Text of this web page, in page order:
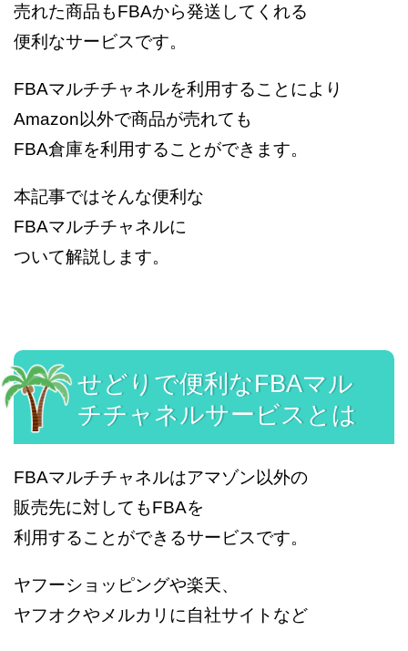
売れた商品もFBAから発送してくれる
便利なサービスです。
FBAマルチチャネルを利用することにより
Amazon以外で商品が売れても
FBA倉庫を利用することができます。
本記事ではそんな便利な
FBAマルチチャネルに
ついて解説します。
せどりで便利なFBAマル
チチャネルサービスとは
FBAマルチチャネルはアマゾン以外の
販売先に対してもFBAを
利用することができるサービスです。
ヤフーショッピングや楽天、
ヤフオクやメルカリに自社サイトなど